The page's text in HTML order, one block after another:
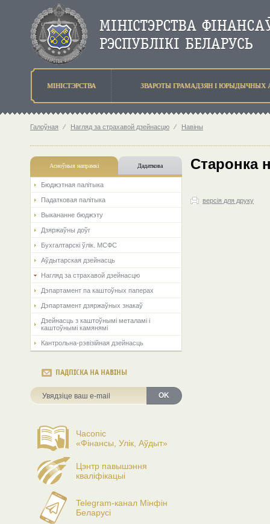
МIНIСТЭРСТВА ЗВАРОТЫ ГРАМАДЗЯН I ЮРЫДЫЧНЫХ
Галоўная ⁄ Нагляд за страхавой дзейнасцю ⁄ Навіны
Асноўныя напрамкi Дадаткова
Бюджэтная палiтыка
Падатковая палітыка
Выкананне бюджэту
Дзяржаўны доўг
Бухгалтарскі ўлік. МСФС
Аўдытарская дзейнасць
Нагляд за страхавой дзейнасцю
Дэпартамент па каштоўных паперах
Дэпартамент дзяржаўных знакаў
Дзейнасць з каштоўнымі металамі і
каштоўнымі камянямі
Кантрольна-рэвізійная дзейнасць
ПАДПІСКА НА НАВІНЫ
OK
Часопіс
«Фінансы, Улік, Аўдыт»
Цэнтр павышэння
кваліфікацыі
Telegram-канал Мінфін
Беларусі
Старонка
версія для друку